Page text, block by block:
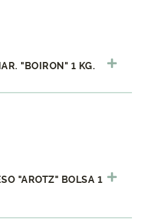
"BOIRON" 1 KG.
"AROTZ" BOLSA 1